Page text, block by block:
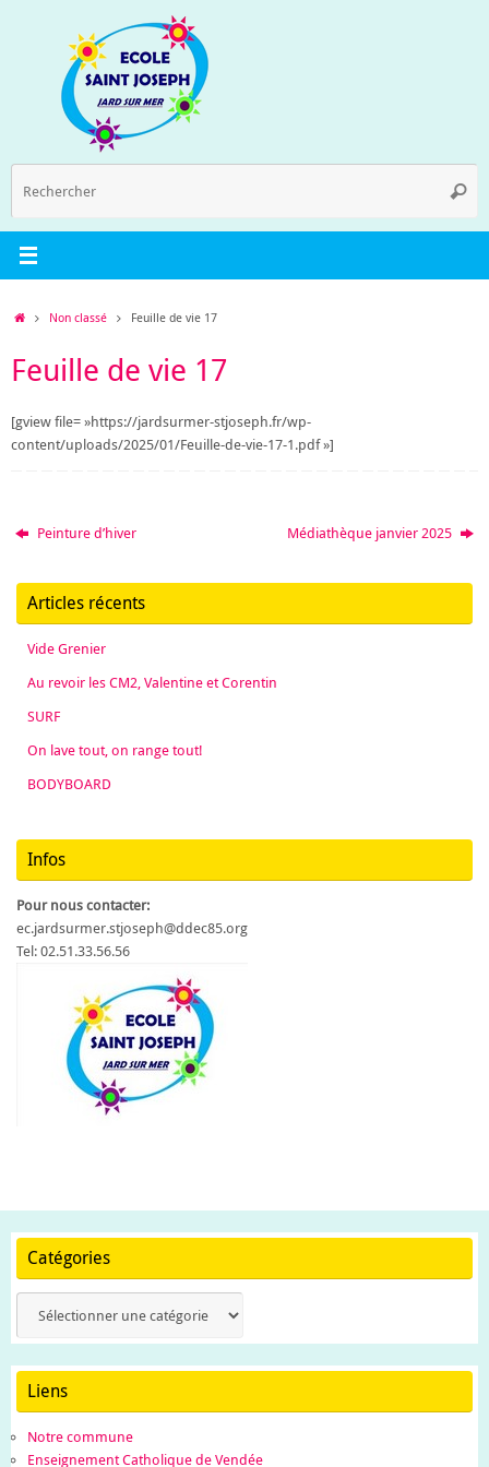
AccueilNon classé Feuille de vie 17
Feuille de vie 17
[gview file= »https://jardsurmer-stjoseph.fr/wp-
content/uploads/2025/01/Feuille-de-vie-17-1.pdf »]
Peinture d’hiver Médiathèque janvier 2025
Articles récents
Vide Grenier
Au revoir les CM2, Valentine et Corentin
SURF
On lave tout, on range tout!
BODYBOARD
Infos
Pour nous contacter:
ec.jardsurmer.stjoseph@ddec85.org
Tel: 02.51.33.56.56
Catégories
Liens
Notre commune
Enseignement Catholique de Vendée